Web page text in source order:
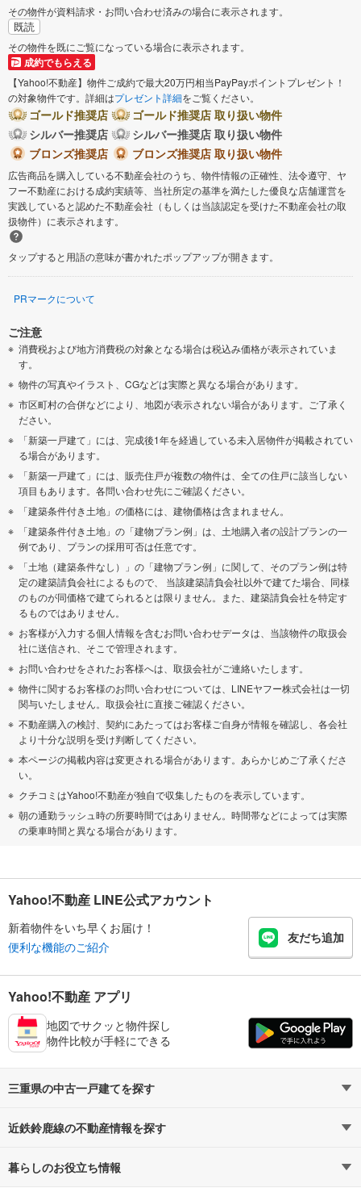
その物件が資料請求・お問い合わせ済みの場合に表示されます。
既読
その物件を既にご覧になっている場合に表示されます。
成約でもらえる
【Yahoo!不動産】物件ご成約で最大20万円相当PayPayポイントプレゼント！
の対象物件です。詳細はプレゼント詳細をご覧ください。
ゴールド推奨店
ゴールド推奨店 取り扱い物件
シルバー推奨店
シルバー推奨店 取り扱い物件
ブロンズ推奨店
ブロンズ推奨店 取り扱い物件
広告商品を購入している不動産会社のうち、物件情報の正確性、法令遵守、ヤ
フー不動産における成約実績等、当社所定の基準を満たした優良な店舗運営を
実践していると認めた不動産会社（もしくは当該認定を受けた不動産会社の取
扱物件）に表示されます。
タップすると用語の意味が書かれたポップアップが開きます。
PRマークについて
ご注意
消費税および地方消費税の対象となる場合は税込み価格が表示されていま
す。
物件の写真やイラスト、CGなどは実際と異なる場合があります。
市区町村の合併などにより、地図が表示されない場合があります。ご了承く
ださい。
「新築一戸建て」には、完成後1年を経過している未入居物件が掲載されてい
る場合があります。
「新築一戸建て」には、販売住戸が複数の物件は、全ての住戸に該当しない
項目もあります。各問い合わせ先にご確認ください。
「建築条件付き土地」の価格には、建物価格は含まれません。
「建築条件付き土地」の「建物プラン例」は、土地購入者の設計プランの一
例であり、プランの採用可否は任意です。
「土地（建築条件なし）」の「建物プラン例」に関して、そのプラン例は特
定の建築請負会社によるもので、 当該建築請負会社以外で建てた場合、同様
のものが同価格で建てられるとは限りません。また、建築請負会社を特定す
るものではありません。
お客様が入力する個人情報を含むお問い合わせデータは、当該物件の取扱会
社に送信され、そこで管理されます。
お問い合わせをされたお客様へは、取扱会社がご連絡いたします。
物件に関するお客様のお問い合わせについては、LINEヤフー株式会社は一切
関与いたしません。取扱会社に直接ご確認ください。
不動産購入の検討、契約にあたってはお客様ご自身が情報を確認し、各会社
より十分な説明を受け判断してください。
本ページの掲載内容は変更される場合があります。あらかじめご了承くださ
い。
クチコミはYahoo!不動産が独自で収集したものを表示しています。
朝の通勤ラッシュ時の所要時間ではありません。時間帯などによっては実際
の乗車時間と異なる場合があります。
Yahoo!不動産 LINE公式アカウント
新着物件をいち早くお届け！
便利な機能のご紹介
友だち追加
Yahoo!不動産 アプリ
地図でサクッと物件探し
物件比較が手軽にできる
三重県の中古一戸建てを探す
路線・駅から探す
通勤・通学時間から探す
近鉄鈴鹿線の不動産情報を探す
不動産・住宅
暮らしのお役立ち情報